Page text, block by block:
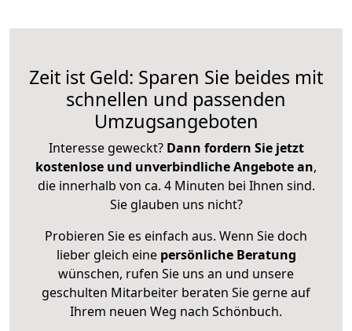
Zeit ist Geld: Sparen Sie beides mit
schnellen und passenden
Umzugsangeboten
Interesse geweckt? Dann fordern Sie jetzt
kostenlose und unverbindliche Angebote an,
die innerhalb von ca. 4 Minuten bei Ihnen sind.
Sie glauben uns nicht?
Probieren Sie es einfach aus. Wenn Sie doch
lieber gleich eine persönliche Beratung
wünschen, rufen Sie uns an und unsere
geschulten Mitarbeiter beraten Sie gerne auf
Ihrem neuen Weg nach Schönbuch.